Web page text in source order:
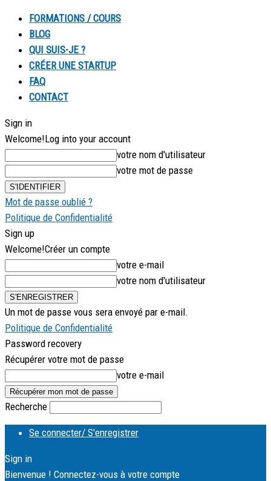
FORMATIONS / COURS
BLOG
QUI SUIS-JE ?
CRÉER UNE STARTUP
FAQ
CONTACT
Sign in
Welcome!Log into your account
votre nom d'utilisateur
votre mot de passe
Mot de passe oublié ?
Politique de Confidentialité
Sign up
Welcome!Créer un compte
votre e-mail
votre nom d'utilisateur
Un mot de passe vous sera envoyé par e-mail.
Politique de Confidentialité
Password recovery
Récupérer votre mot de passe
votre e-mail
Recherche
Se connecter/ S'enregistrer
Sign in
Bienvenue ! Connectez-vous à votre compte